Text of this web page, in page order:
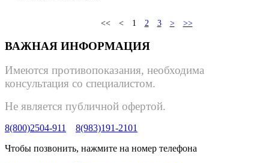
<< < 1 2 3 > >>
ВАЖНАЯ ИНФОРМАЦИЯ
Имеются противопоказания, необходима
консультация со специалистом.
Не является публичной офертой.
8(800)2504-911
8(983)191-2101
Чтобы позвонить, нажмите на номер телефона